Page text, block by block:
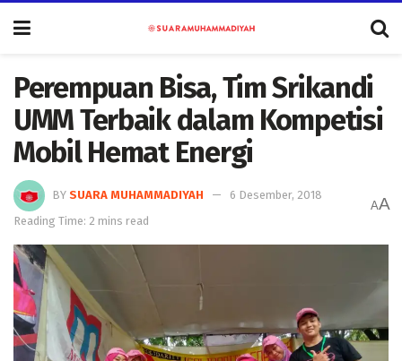
Perempuan Bisa, Tim Srikandi
UMM Terbaik dalam Kompetisi
Mobil Hemat Energi
BY SUARA MUHAMMADIYAH
6 Desember, 2018
Reading Time: 2 mins read
AA